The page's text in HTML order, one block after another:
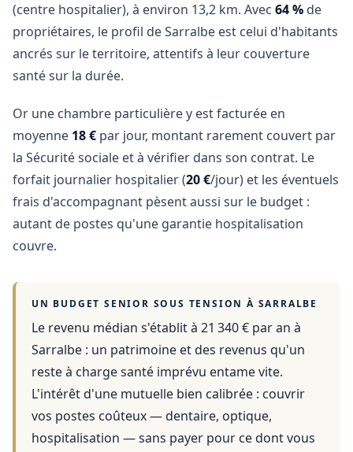
(centre hospitalier), à environ 13,2 km. Avec 64 % de
propriétaires, le profil de Sarralbe est celui d'habitants
ancrés sur le territoire, attentifs à leur couverture
santé sur la durée.
Or une chambre particulière y est facturée en
moyenne 18 € par jour, montant rarement couvert par
la Sécurité sociale et à vérifier dans son contrat. Le
forfait journalier hospitalier (20 €/jour) et les éventuels
frais d'accompagnant pèsent aussi sur le budget :
autant de postes qu'une garantie hospitalisation
couvre.
UN BUDGET SENIOR SOUS TENSION À SARRALBE
Le revenu médian s'établit à 21 340 € par an à
Sarralbe : un patrimoine et des revenus qu'un
reste à charge santé imprévu entame vite.
L'intérêt d'une mutuelle bien calibrée : couvrir
vos postes coûteux — dentaire, optique,
hospitalisation — sans payer pour ce dont vous